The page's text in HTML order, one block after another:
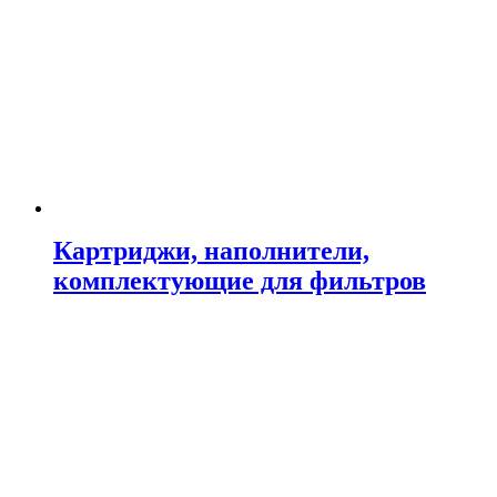
Картриджи, наполнители,
комплектующие для фильтров